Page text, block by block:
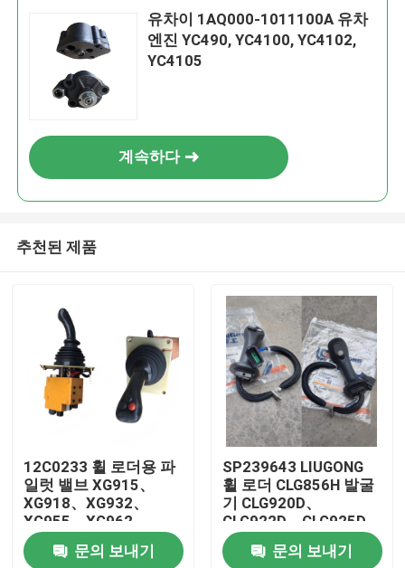
유차이 1AQ000-1011100A 유차
엔진 YC490, YC4100, YC4102,
YC4105
계속하다
추천된 제품
12C0233 휠 로더용 파
일럿 밸브 XG915、
XG918、XG932、
XG955、XG962、
XG982 예비 부품
문의 보내기
SP239643 LIUGONG
휠 로더 CLG856H 발굴
기 CLG920D、
CLG922D、CLG925D
CLG933E、CLG936D、
CLG939E문의 보내기